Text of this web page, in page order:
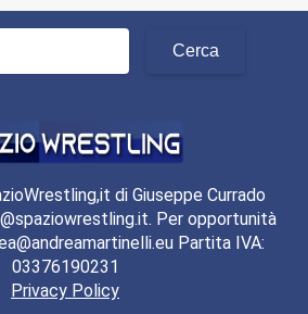
di Giuseppe Currado
Per opportunità
Partita IVA:
03376190231
Privacy Policy